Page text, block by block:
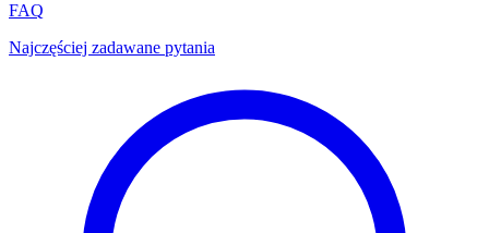
FAQ
Najczęściej zadawane pytania